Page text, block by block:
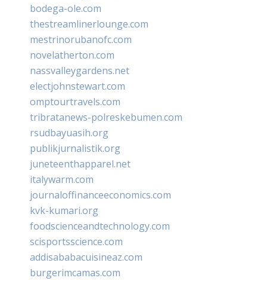
bodega-ole.com
thestreamlinerlounge.com
mestrinorubanofc.com
novelatherton.com
nassvalleygardens.net
electjohnstewart.com
omptourtravels.com
tribratanews-polreskebumen.com
rsudbayuasih.org
publikjurnalistik.org
juneteenthapparel.net
italywarm.com
journaloffinanceeconomics.com
kvk-kumari.org
foodscienceandtechnology.com
scisportsscience.com
addisababacuisineaz.com
burgerimcamas.com